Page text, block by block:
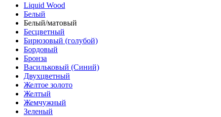
Liquid Wood
Белый
Белый/матовый
Бесцветный
Бирюзовый (голубой)
Бордовый
Бронза
Васильковый (Синий)
Двухцветный
Желтое золото
Желтый
Жемчужный
Зеленый